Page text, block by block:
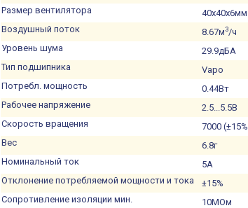
Размер вентилятора
40x40x6мм
Воздушный поток
8.67м3/ч
Уровень шума
29.9дБА
Тип подшипника
Vapo
Потребл. мощность
0.44Вт
Рабочее напряжение
2.5...5.5В
Скорость вращения
7000
Вес
6.8г
Номинальный ток
5А
Отклонение потребляемой мощности и тока
±15%
Сопротивление изоляции мин.
10МОм